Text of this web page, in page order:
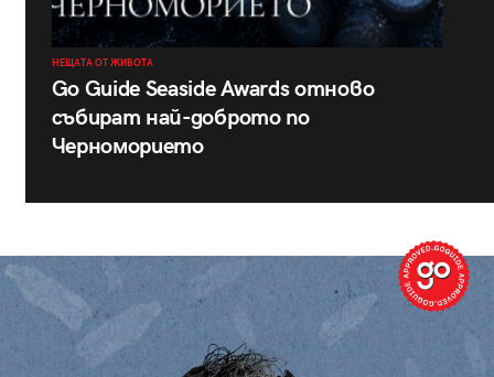
НЕЩАТА ОТ ЖИВОТА
Go Guide Seaside Awards отново
събират най-доброто по
Черноморието